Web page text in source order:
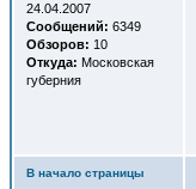
24.04.2007
Сообщений: 6349
Обзоров: 10
Откуда: Московская
губерния
В начало страницы